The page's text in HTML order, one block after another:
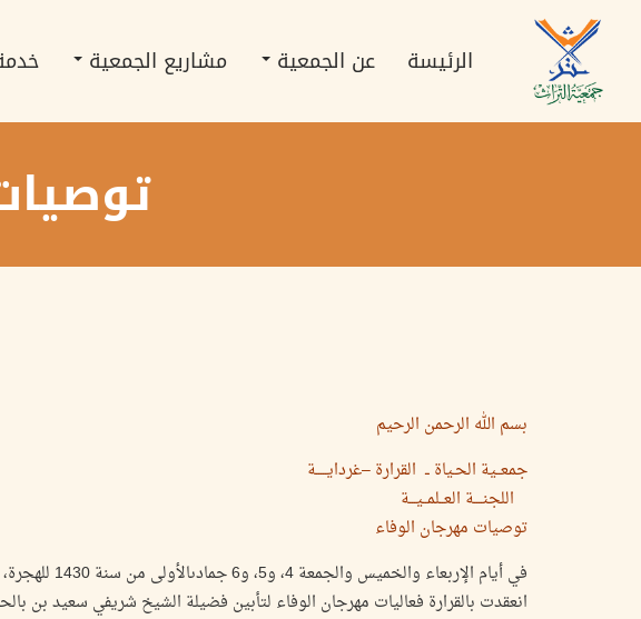
الرئيسي navigation
الرئيسة عن الجمعية مشاريع الجمعية
بسم الله الرحمن الرحيم
جمعــية الحـياة ــ القرارة –غردايـــــة
اللجنــــة العــلمــيـــة
توصيات مهرجان الوفاء
في أيام الإربعاء والخميس والجمعة 4، و5، و6 جمادىالأولى من سنة 1430 للهجرة، الموافق لـ 29-30 أفريل و1 ماي من سنة 2009م.
انعقدت بالقرارة فعاليات مهرجان الوفاء لتأبين فضيلة الشيخ شريفي سعيد بن